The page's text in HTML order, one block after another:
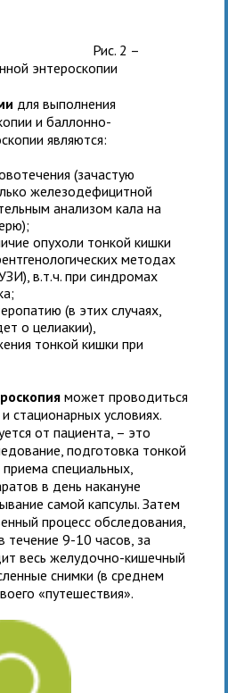
Рис. 2 –
энтероскопии
для выполнения
и баллонно-
являются:
(зачастую
железодефицитной
анализом кала на
опухоли тонкой кишки
методах
в.т.ч. при синдромах
(в этих случаях,
о целиакии),
тонкой кишки при
может проводиться
стационарных условиях.
от пациента, – это
подготовка тонкой
специальных,
в день накануне
самой капсулы. Затем
процесс обследования,
9-10 часов, за
весь желудочно-кишечный
снимки (в среднем
«путешествия».